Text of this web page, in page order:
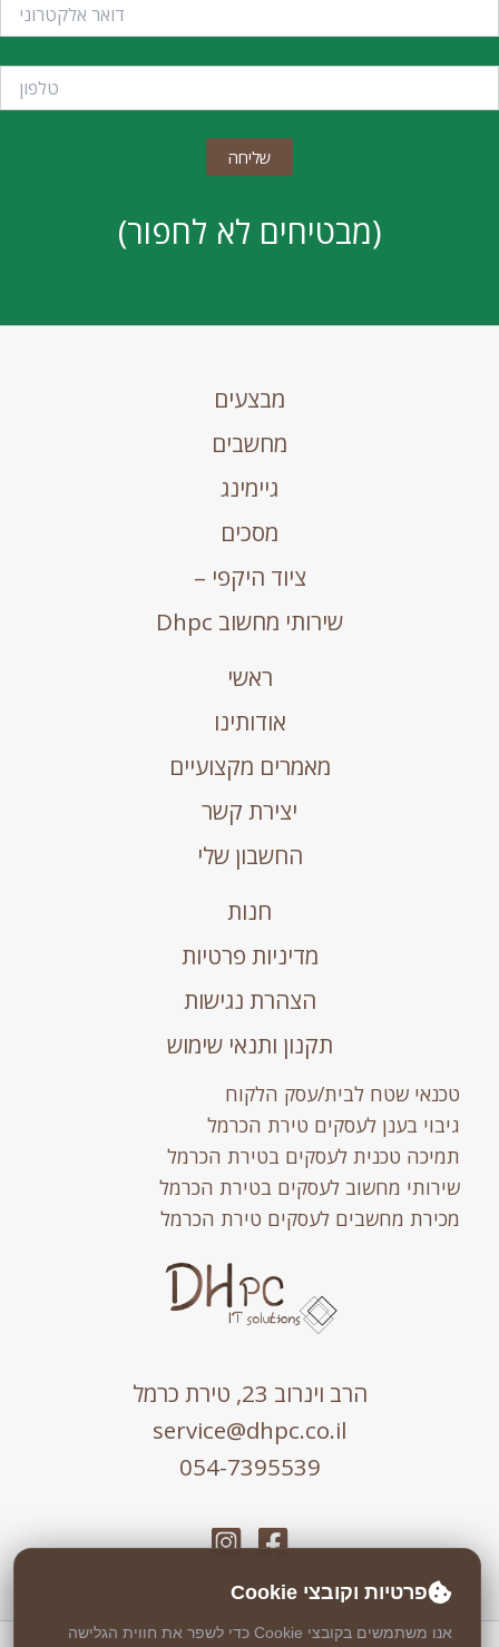
(מבטיחים לא לחפור)
מבצעים
מחשבים
גיימינג
מסכים
ציוד היקפי –
שירותי מחשוב Dhpc
ראשי
אודותינו
מאמרים מקצועיים
יצירת קשר
החשבון שלי
חנות
מדיניות פרטיות
הצהרת נגישות
תקנון ותנאי שימוש
טכנאי שטח לבית/עסק הלקוח
גיבוי בענן לעסקים טירת הכרמל
תמיכה טכנית לעסקים בטירת הכרמל
שירותי מחשוב לעסקים בטירת הכרמל
מכירת מחשבים לעסקים טירת הכרמל
הרב וינרוב 23, טירת כרמל
service@dhpc.co.il
054-7395539
פרטיות וקובצי Cookie
אנו משתמשים בקובצי Cookie כדי לשפר את חווית הגלישה